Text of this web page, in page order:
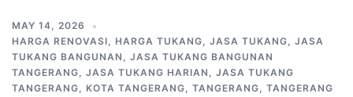
MAY 14, 2026
HARGA RENOVASI, HARGA TUKANG, JASA TUKANG, JASA
TUKANG BANGUNAN , JASA TUKANG BANGUNAN
TANGERANG, JASA TUKANG HARIAN , JASA TUKANG
TANGERANG, KOTA TANGERANG, TANGERANG, TANGERANG